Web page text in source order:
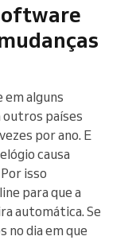
em alguns
outros países
por ano. E
causa
isso
para que a
automática. Se
no dia em que